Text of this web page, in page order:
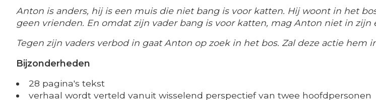
Anton is anders, hij is een muis die niet bang is voor katten. Hij woont in het
geen vrienden. En omdat zijn vader bang is voor katten, mag Anton niet in
Tegen zijn vaders verbod in gaat Anton op zoek in het bos. Zal deze actie
Bijzonderheden
28 pagina's tekst
verhaal wordt verteld vanuit wisselend perspectief van twee hoofdpersonen